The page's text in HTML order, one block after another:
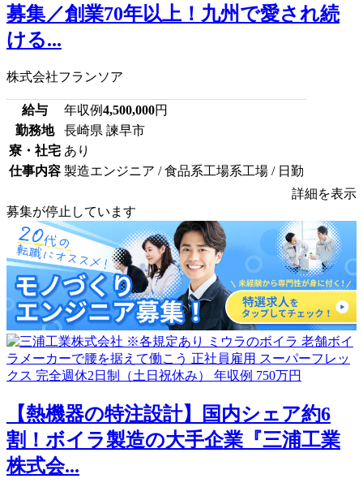
募集／創業70年以上！九州で愛され続
ける...
株式会社フランソア
給与 年収例4,500,000円
勤務地
長崎県 諫早市
寮・社宅 あり
仕事内容 製造エンジニア / 食品系工場系工場 / 日勤
詳細を表示
募集が停止しています
【熱機器の特注設計】国内シェア約6
割！ボイラ製造の大手企業『三浦工業
株式会...